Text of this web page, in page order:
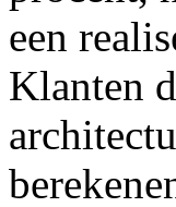
een
Klanten